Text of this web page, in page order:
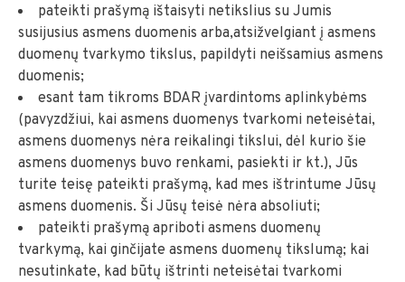
pateikti prašymą ištaisyti netikslius su Jumis
susijusius asmens duomenis arba,atsižvelgiant į asmens
duomenų tvarkymo tikslus, papildyti neišsamius asmens
duomenis;
esant tam tikroms BDAR įvardintoms aplinkybėms
(pavyzdžiui, kai asmens duomenys tvarkomi neteisėtai,
asmens duomenys nėra reikalingi tikslui, dėl kurio šie
asmens duomenys buvo renkami, pasiekti ir kt.), Jūs
turite teisę pateikti prašymą, kad mes ištrintume Jūsų
asmens duomenis. Ši Jūsų teisė nėra absoliuti;
pateikti prašymą apriboti asmens duomenų
tvarkymą, kai ginčijate asmens duomenų tikslumą; kai
nesutinkate, kad būtų ištrinti neteisėtai tvarkomi